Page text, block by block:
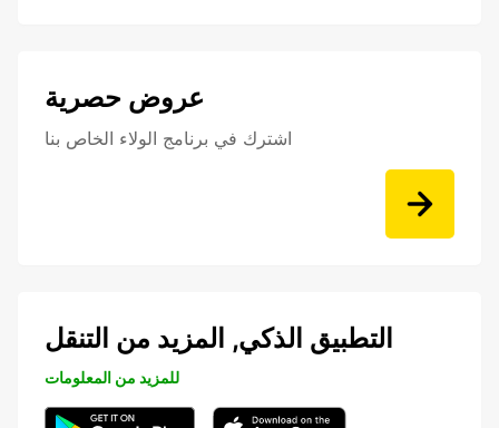
عروض حصرية
اشترك في برنامج الولاء الخاص بنا
التطبيق الذكي, المزيد من التنقل
للمزيد من المعلومات